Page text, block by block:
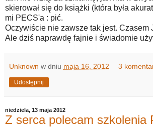
skierował się do książki (która była
mi PECS'a : pić.
Oczywiście nie zawsze tak jest. Czasem
Ale dziś naprawdę fajnie i świadomie
Unknown w dniu maja 16, 2012 3
Udostępnij
niedziela, 13 maja 2012
Z serca polecam szkolenia